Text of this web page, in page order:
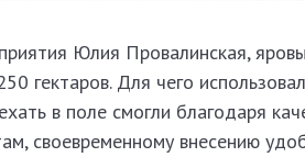
Юлия Провалинская,
гектаров. Для чего
в поле смогли благодаря
своевременному внесению